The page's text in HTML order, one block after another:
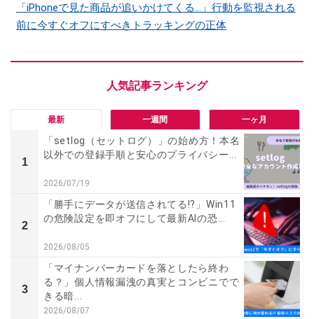
「iPhoneで見た商品が追いかけてくる…」行動を監視される
前に今すぐオフにすべきトラッキングの正体
最新 一週間 一ヶ月
1
「setlog（セットログ）」の始め方！本名
以外での登録手順と安心のプライバシー...
2026/07/19
2
「勝手にデータが送信されてる!?」Win11
の危険設定を即オフにして最新AIの恐...
2026/08/05
3
「マイナンバーカードを落としたら終わ
る？」個人情報漏洩の真実とコンビニでで
きる暗...
2026/08/07